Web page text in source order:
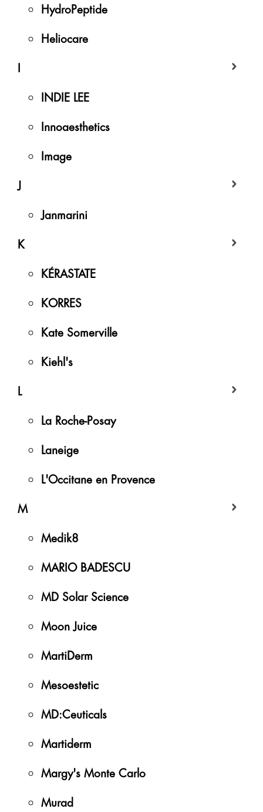
HydroPeptide
Heliocare
I
INDIE LEE
Innoaesthetics
Image
J
Janmarini
K
KÉRASTATE
KORRES
Kate Somerville
Kiehl's
L
La Roche-Posay
Laneige
L'Occitane en Provence
M
Medik8
MARIO BADESCU
MD Solar Science
Moon Juice
MartiDerm
Mesoestetic
MD:Ceuticals
Martiderm
Margy's Monte Carlo
Murad